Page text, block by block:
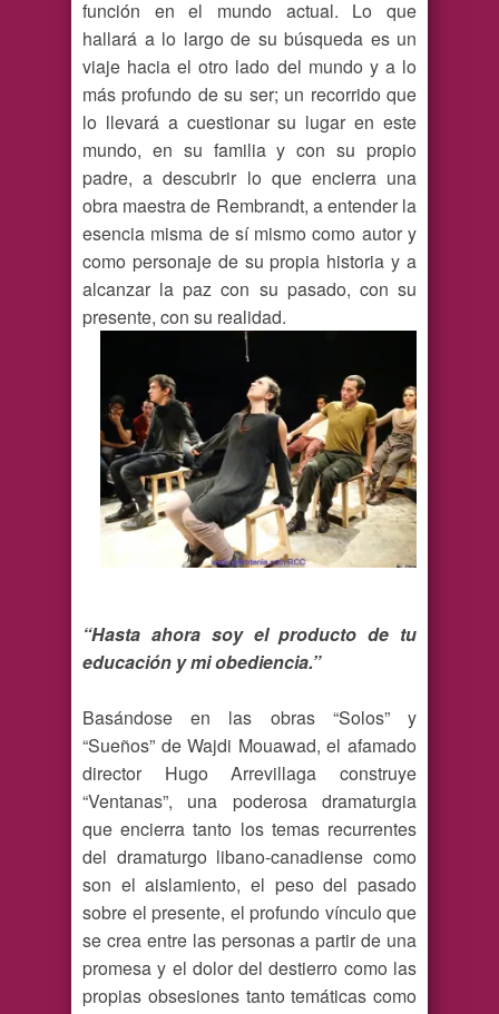
función en el mundo actual. Lo que
hallará a lo largo de su búsqueda es un
viaje hacia el otro lado del mundo y a lo
más profundo de su ser; un recorrido que
lo llevará a cuestionar su lugar en este
mundo, en su familia y con su propio
padre, a descubrir lo que encierra una
obra maestra de Rembrandt, a entender la
esencia misma de sí mismo como autor y
como personaje de su propia historia y a
alcanzar la paz con su pasado, con su
presente, con su realidad.
“Hasta ahora soy el producto de tu
educación y mi obediencia.”
Basándose en las obras “Solos” y
“Sueños” de Wajdi Mouawad, el afamado
director Hugo Arrevillaga construye
“Ventanas”, una poderosa dramaturgia
que encierra tanto los temas recurrentes
del dramaturgo libano-canadiense como
son el aislamiento, el peso del pasado
sobre el presente, el profundo vínculo que
se crea entre las personas a partir de una
promesa y el dolor del destierro como las
propias obsesiones tanto temáticas como